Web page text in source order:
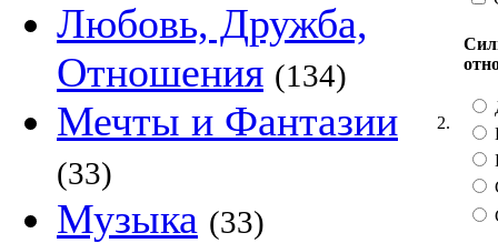
Любовь, Дружба,
Отношения (134)
Мечты и Фантазии
(33)
Музыка (33)
2.